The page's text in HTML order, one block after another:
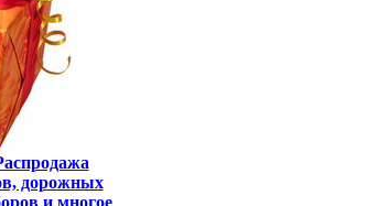
дорожных
и многое